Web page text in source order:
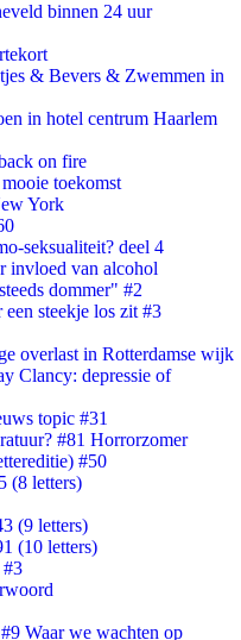
binnen 24 uur
& Bevers & Zwemmen in
in hotel centrum Haarlem
on fire
toekomst
York
seksualiteit? deel 4
invloed van alcohol
dommer" #2
steekje los zit #3
overlast in Rotterdamse wijk
Clancy: depressie of
topic #31
#81 Horrorzomer
#50
(8 letters)
(9 letters)
(10 letters)
#3
Waar we wachten op